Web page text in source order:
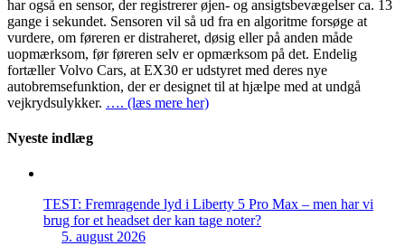
har også en sensor, der registrerer øjen- og ansigtsbevægelser ca. 13
gange i sekundet. Sensoren vil så ud fra en algoritme forsøge at
vurdere, om føreren er distraheret, døsig eller på anden måde
uopmærksom, før føreren selv er opmærksom på det. Endelig
fortæller Volvo Cars, at EX30 er udstyret med deres nye
autobremsefunktion, der er designet til at hjælpe med at undgå
vejkrydsulykker. …. (læs mere her)
Nyeste indlæg
TEST: Fremragende lyd i Liberty 5 Pro Max – men har vi
brug for et headset der kan tage noter?
5. august 2026